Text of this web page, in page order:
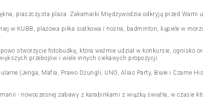
piaszczysta plaża. Zakamarki Międzywodzia odkryją przed Wami
w KUBB, plażowa piłka siatkowa i nożna, badminton, kąpiele w
stworzycie fotobudkę, która weźmie udział w konkursie, ognisko
przebojów i wiele innych ciekawych propozycji.
(Jenga, Mafia, Prawo Dżungli, UNO, Alias Party, Białe i Czarne
- nowoczesnej zabawy z karabinkami z wiązką światła, w czasie